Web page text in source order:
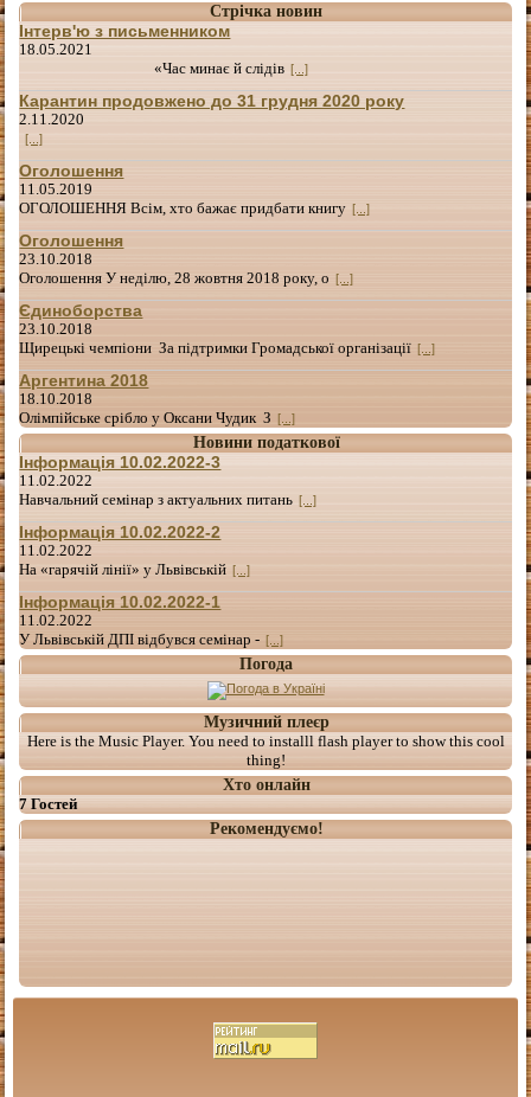
Стрічка новин
Інтерв'ю з письменником
18.05.2021
«Час минає й слідів [...]
Карантин продовжено до 31 грудня 2020 року
2.11.2020
[...]
Оголошення
11.05.2019
ОГОЛОШЕННЯ Всім, хто бажає придбати книгу [...]
Оголошення
23.10.2018
Оголошення У неділю, 28 жовтня 2018 року, о [...]
Єдиноборства
23.10.2018
Щирецькі чемпіони За підтримки Громадської організації [...]
Аргентина 2018
18.10.2018
Олімпійське срібло у Оксани Чудик З [...]
Новини податкової
Інформація 10.02.2022-3
11.02.2022
Навчальний семінар з актуальних питань [...]
Інформація 10.02.2022-2
11.02.2022
На «гарячій лінії» у Львівській [...]
Інформація 10.02.2022-1
11.02.2022
У Львівській ДПІ відбувся семінар - [...]
Погода
Музичний плеєр
Here is the Music Player. You need to installl flash player to show this cool
thing!
Хто онлайн
7 Гостей
Рекомендуємо!